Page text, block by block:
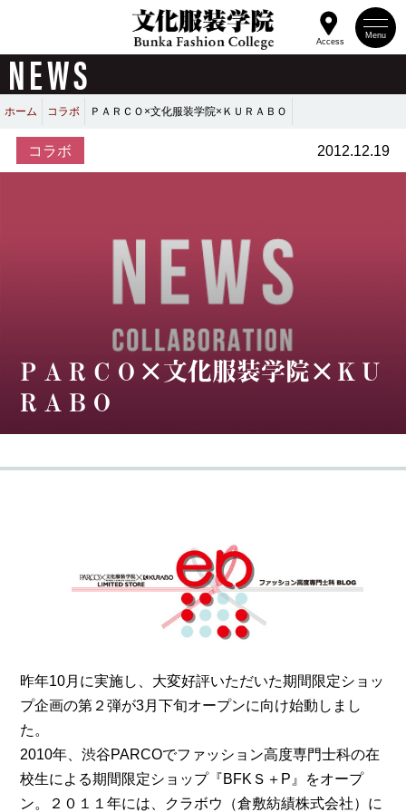
Menu
Access
NEWS
ホーム コラボ ＰＡＲＣＯ×文化服装学院×ＫＵＲＡＢＯ
コラボ 2012.12.19
ＰＡＲＣＯ×文化服装学院×ＫＵ
ＲＡＢＯ
昨年10月に実施し、大変好評いただいた期間限定ショッ
プ企画の第２弾が3月下旬オープンに向け始動しまし
た。
2010年、渋谷PARCOでファッション高度専門士科の在
校生による期間限定ショップ『BFKＳ＋P』をオープ
ン。２０１１年には、クラボウ（倉敷紡績株式会社）に